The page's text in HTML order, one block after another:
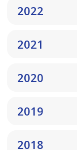
2022
2021
2020
2019
2018